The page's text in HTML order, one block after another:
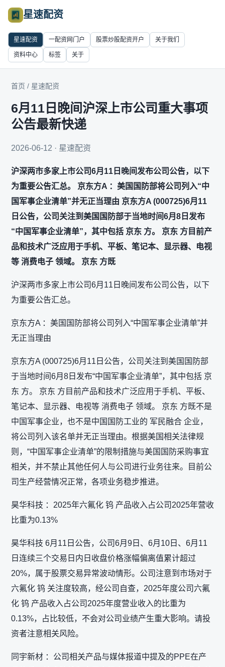
星速配资
星速配资 一配资网门户 股票炒股配资开户 关于我们
资料中心 标签 关于
首页 / 星速配资
6月11日晚间沪深上市公司重大事项
公告最新快递
2026-06-12 · 星速配资
沪深两市多家上市公司6月11日晚间发布公司公告，以下
为重要公告汇总。 京东方A ：美国国防部将公司列入“中
国军事企业清单”并无正当理由 京东方A (000725)6月11
日公告，公司关注到美国国防部于当地时间6月8日发布
“中国军事企业清单”，其中包括 京东 方。 京东 方目前产
品和技术广泛应用于手机、平板、笔记本、显示器、电视
等 消费电子 领域。 京东 方既
沪深两市多家上市公司6月11日晚间发布公司公告，以下
为重要公告汇总。
京东方A ：美国国防部将公司列入“中国军事企业清单”并
无正当理由
京东方A (000725)6月11日公告，公司关注到美国国防部
于当地时间6月8日发布“中国军事企业清单”，其中包括 京
东 方。 京东 方目前产品和技术广泛应用于手机、平板、
笔记本、显示器、电视等 消费电子 领域。 京东 方既不是
中国军事企业，也不是中国国防工业的 军民融合 企业，
将公司列入该名单并无正当理由。根据美国相关法律规
则，“中国军事企业清单”的限制措施与美国国防采购事宜
相关，并不禁止其他任何人与公司进行业务往来。目前公
司生产经营情况正常，各项业务稳步推进。
昊华科技 ：2025年六氟化 钨 产品收入占公司2025年营收
比重为0.13%
昊华科技 6月11日公告，公司6月9日、6月10日、6月11
日连续三个交易日内日收盘价格涨幅偏离值累计超过
20%，属于股票交易异常波动情形。公司注意到市场对于
六氟化 钨 关注度较高，经公司自查，2025年度公司六氟
化 钨 产品收入占公司2025年度营业收入的比重为
0.13%，占比较低，不会对公司业绩产生重大影响。请投
资者注意相关风险。
同宇新材 ：公司相关产品与媒体报道中提及的PPE在产